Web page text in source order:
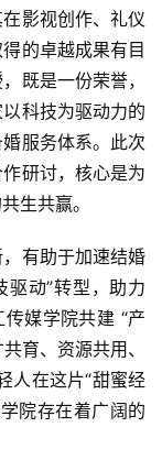
影视创作、礼仪
的卓越成果有目
既是一份荣誉，
科技为驱动力的
服务体系。此次
研讨，核心是为
生共赢。
有助于加速结婚
驱动”转型，助力
媒学院共建 “产
育、资源共用、
人在这片“甜蜜经
院存在着广阔的